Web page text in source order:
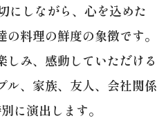
にしながら、心を込めた
料理の鮮度の象徴です。
み、感動していただける
ル、家族、友人、会社関係
に演出します。